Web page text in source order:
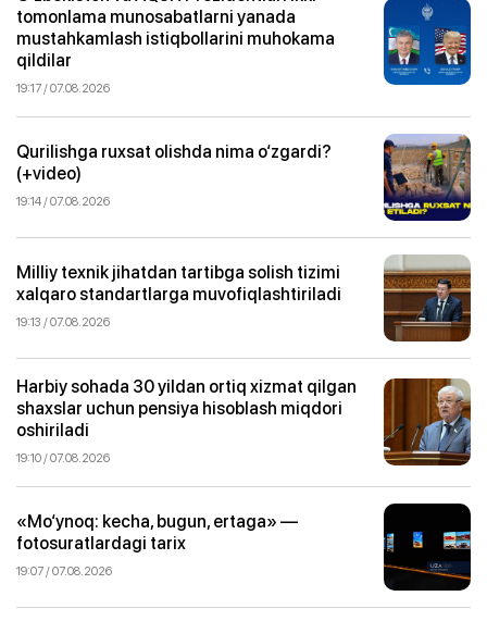
tomonlama munosabatlarni yanada
mustahkamlash istiqbollarini muhokama
qildilar
19:17 / 07.08.2026
Qurilishga ruxsat olishda nima o‘zgardi?
(+video)
19:14 / 07.08.2026
Milliy texnik jihatdan tartibga solish tizimi
xalqaro standartlarga muvofiqlashtiriladi
19:13 / 07.08.2026
Harbiy sohada 30 yildan ortiq xizmat qilgan
shaxslar uchun pensiya hisoblash miqdori
oshiriladi
19:10 / 07.08.2026
«Mo‘ynoq: kecha, bugun, ertaga» —
fotosuratlardagi tarix
19:07 / 07.08.2026